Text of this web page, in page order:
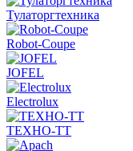
Тулаторгтехника
Robot-Coupe
JOFEL
Electrolux
ТЕХНО-ТТ